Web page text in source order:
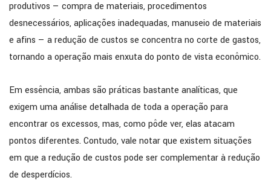
produtivos — compra de materiais, procedimentos
desnecessários, aplicações inadequadas, manuseio de materiais
e afins — a redução de custos se concentra no corte de gastos,
tornando a operação mais enxuta do ponto de vista econômico.
Em essência, ambas são práticas bastante analíticas, que
exigem uma análise detalhada de toda a operação para
encontrar os excessos, mas, como pôde ver, elas atacam
pontos diferentes. Contudo, vale notar que existem situações
em que a redução de custos pode ser complementar à redução
de desperdícios.